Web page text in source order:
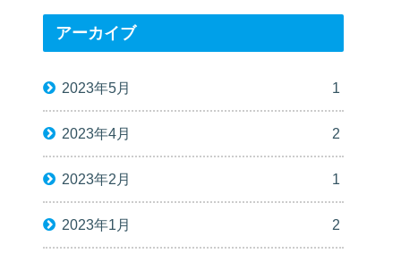
アーカイブ
2023年5月 1
2023年4月 2
2023年2月 1
2023年1月 2